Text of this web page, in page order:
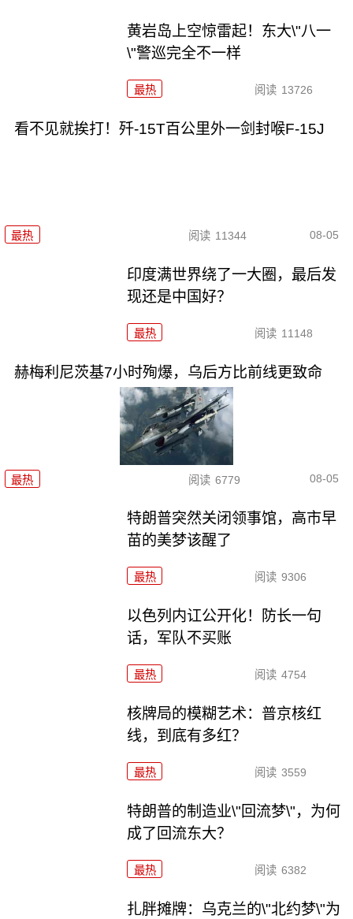
黄岩岛上空惊雷起！东大\"八一
\"警巡完全不一样
最热 阅读 13726
看不见就挨打！歼-15T百公里外一剑封喉F-15J
最热 阅读 11344 08-05
印度满世界绕了一大圈，最后发
现还是中国好？
最热 阅读 11148
赫梅利尼茨基7小时殉爆，乌后方比前线更致命
最热 阅读 6779 08-05
特朗普突然关闭领事馆，高市早
苗的美梦该醒了
最热 阅读 9306
以色列内讧公开化！防长一句
话，军队不买账
最热 阅读 4754
核牌局的模糊艺术：普京核红
线，到底有多红？
最热 阅读 3559
特朗普的制造业\"回流梦\"，为何
成了回流东大？
最热 阅读 6382
扎胖摊牌：乌克兰的\"北约梦\"为